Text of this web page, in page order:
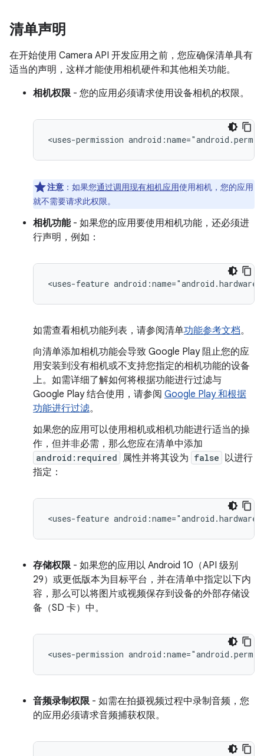
清单声明
在开始使用 Camera API 开发应用之前，您应确保清单具有
适当的声明，这样才能使用相机硬件和其他相关功能。
相机权限- 您的应用必须请求使用设备相机的权限。
<uses-permission
注意 ：如果您通过调用现有相机应用使用相机，您的应用
就不需要请求此权限。
相机功能- 如果您的应用要使用相机功能，还必须进
行声明，例如：
<uses-feature
如需查看相机功能列表，请参阅清单功能参考文档。
向清单添加相机功能会导致 Google Play 阻止您的应
用安装到没有相机或不支持您指定的相机功能的设备
上。如需详细了解如何将根据功能进行过滤与
Google Play 结合使用，请参阅 Google Play 和根据
功能进行过滤。
如果您的应用可以使用相机或相机功能进行适当的操
作，但并非必需，那么您应在清单中添加
android:required 属性并将其设为 false 以进行
指定：
<uses-feature
存储权限- 如果您的应用以 Android 10（API 级别
29）或更低版本为目标平台，并在清单中指定以下内
容，那么可以将图片或视频保存到设备的外部存储设
备（SD 卡）中。
<uses-permission
音频录制权限- 如需在拍摄视频过程中录制音频，您
的应用必须请求音频捕获权限。